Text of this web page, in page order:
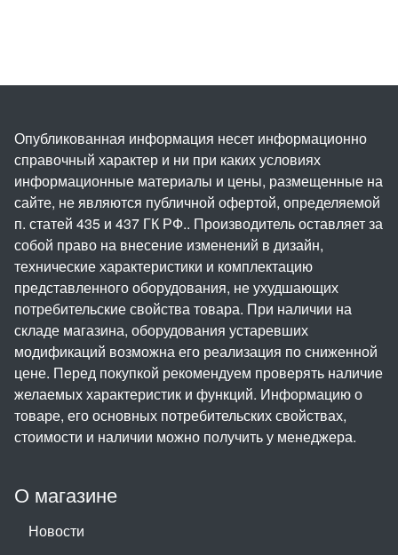
О магазине
Новости
Опубликованная информация несет информационно
справочный характер и ни при каких условиях
информационные материалы и цены, размещенные на
сайте, не являются публичной офертой, определяемой
п. статей 435 и 437 ГК РФ.. Производитель оставляет за
собой право на внесение изменений в дизайн,
технические характеристики и комплектацию
представленного оборудования, не ухудшающих
потребительские свойства товара. При наличии на
складе магазина, оборудования устаревших
модификаций возможна его реализация по сниженной
цене. Перед покупкой рекомендуем проверять наличие
желаемых характеристик и функций. Информацию о
товаре, его основных потребительских свойствах,
стоимости и наличии можно получить у менеджера.